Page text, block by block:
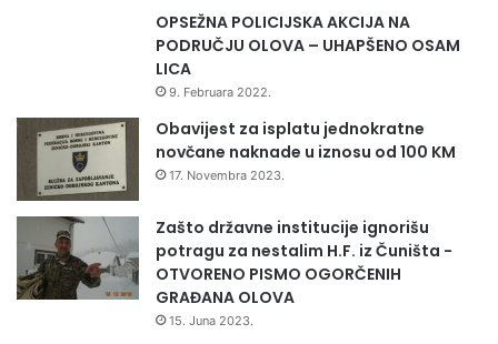
OPSEŽNA POLICIJSKA AKCIJA NA
PODRUČJU OLOVA – UHAPŠENO OSAM
LICA
9. Februara 2022.
Obavijest za isplatu jednokratne
novčane naknade u iznosu od 100 KM
17. Novembra 2023.
Zašto državne institucije ignorišu
potragu za nestalim H.F. iz Čuništa -
OTVORENO PISMO OGORČENIH
GRAĐANA OLOVA
15. Juna 2023.